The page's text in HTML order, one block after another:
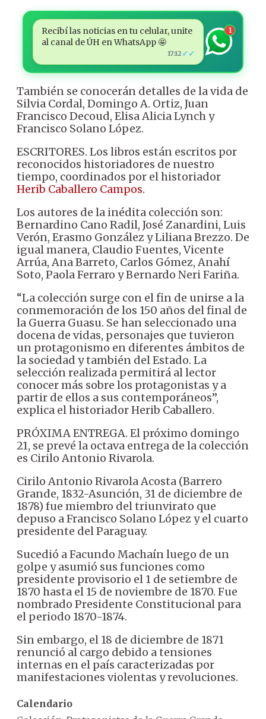
Recibí las noticias en tu celular, unite
al canal de ÚH en WhatsApp 🤩
17:12 ✓✓
1
También se conocerán detalles de la vida de
Silvia Cordal, Domingo A. Ortiz, Juan
Francisco Decoud, Elisa Alicia Lynch y
Francisco Solano López.
ESCRITORES. Los libros están escritos por
reconocidos historiadores de nuestro
tiempo, coordinados por el historiador
Herib Caballero Campos.
Los autores de la inédita colección son:
Bernardino Cano Radil, José Zanardini, Luis
Verón, Erasmo González y Liliana Brezzo. De
igual manera, Claudio Fuentes, Vicente
Arrúa, Ana Barreto, Carlos Gómez, Anahí
Soto, Paola Ferraro y Bernardo Neri Fariña.
“La colección surge con el fin de unirse a la
conmemoración de los 150 años del final de
la Guerra Guasu. Se han seleccionado una
docena de vidas, personajes que tuvieron
un protagonismo en diferentes ámbitos de
la sociedad y también del Estado. La
selección realizada permitirá al lector
conocer más sobre los protagonistas y a
partir de ellos a sus contemporáneos”,
explica el historiador Herib Caballero.
PRÓXIMA ENTREGA. El próximo domingo
21, se prevé la octava entrega de la colección
es Cirilo Antonio Rivarola.
Cirilo Antonio Rivarola Acosta (Barrero
Grande, 1832-Asunción, 31 de diciembre de
1878) fue miembro del triunvirato que
depuso a Francisco Solano López y el cuarto
presidente del Paraguay.
Sucedió a Facundo Machaín luego de un
golpe y asumió sus funciones como
presidente provisorio el 1 de setiembre de
1870 hasta el 15 de noviembre de 1870. Fue
nombrado Presidente Constitucional para
el periodo 1870-1874.
Sin embargo, el 18 de diciembre de 1871
renunció al cargo debido a tensiones
internas en el país caracterizadas por
manifestaciones violentas y revoluciones.
Calendario